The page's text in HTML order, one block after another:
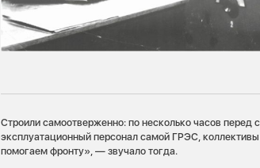
Строили самоотверженно: по несколько часов перед
эксплуатационный персонал самой ГРЭС,
помогаем фронту», — звучало тогда.